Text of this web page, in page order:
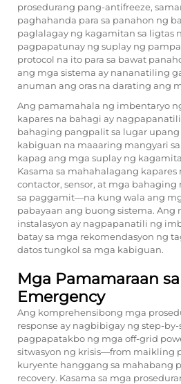
prosedurang pang-antifreeze,
paghahanda para sa panahon ng
paglalagay ng kagamitan sa ligtas
pagpapatunay ng suplay ng
protocol na ito para sa bawat
ang mga sistema ay nananatiling
anuman ang oras na darating ang
Ang pamamahala ng imbentaryo
kapares na bahagi ay
bahaging pangpalit sa lugar
kabiguan na maaaring mangyari
kapag ang mga suplay ng
Kasama sa mahahalagang
contactor, sensor, at mga
sa paggamit—na kung wala ang
pabayaan ang buong sistema. Ang
instalasyon ay nagpapanatili ng
batay sa mga rekomendasyon ng
datos tungkol sa mga kabiguan.
Mga Pamamaraan
Emergency
Ang komprehensibong mga
response ay nagbibigay ng step-by-
pagpapatakbo ng mga off-grid
sitwasyon ng krisis—from maikling
kuryente hanggang sa mahabang
recovery. Kasama sa mga